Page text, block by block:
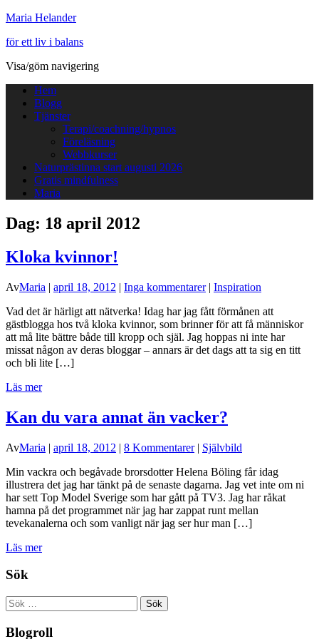
Maria Helander
för ett liv i balans
Visa/göm navigering
Hem
Blogg
Tjänster
Terapi/coachning/hypnos
Föreläsning
Webbkurser
Naturprästinna start augusti 2026
Gratis mindfulness
Maria
Dag: 18 april 2012
Kloka kvinnor!
AvMaria | april 18, 2012 | Inga kommentarer| Inspiration
Vad det är härligt att nätverka! Idag har jag fått förmånen att
gästblogga hos två kloka kvinnor, som brinner för att få människor
att må lite bättre både till kropp och själ. Jag hoppas ni inte har
missat någon av deras bloggar – annars är det dags att ta sig en titt
och bli lite […]
Läs mer
Kan du vara annat än vacker?
AvMaria | april 18, 2012 | 8 Kommentarer| Självbild
Min vackra och begåvade brorsdotter Helena Böling får idag
illustrera det jag har tänkt på de senaste dagarna. Jag vet inte om ni
har sett Top Model Sverige som har gått på TV3. Jag har råkat
hamna på det programmet när jag har zappat runt mellan
tevekanalerna och som vanligt när jag ser hur man […]
Läs mer
Sök
Sök
efter:
Blogroll